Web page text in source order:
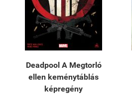
Deadpool A Megtorló
ellen keménytáblás
képregény